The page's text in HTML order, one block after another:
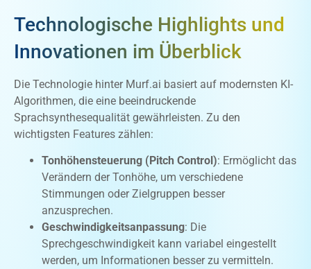
Technologische Highlights und
Innovationen im Überblick
Die Technologie hinter Murf.ai basiert auf modernsten KI-
Algorithmen, die eine beeindruckende
Sprachsynthesequalität gewährleisten. Zu den
wichtigsten Features zählen:
Tonhöhensteuerung (Pitch Control): Ermöglicht das
Verändern der Tonhöhe, um verschiedene
Stimmungen oder Zielgruppen besser
anzusprechen.
Geschwindigkeitsanpassung: Die
Sprechgeschwindigkeit kann variabel eingestellt
werden, um Informationen besser zu vermitteln.